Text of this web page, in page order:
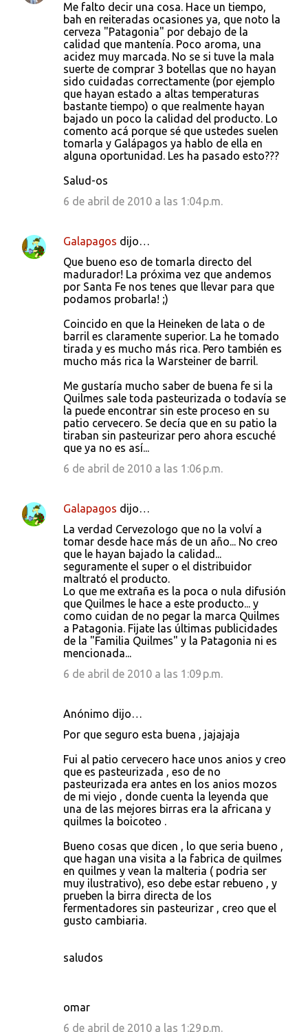
Me falto decir una cosa. Hace un tiempo,
bah en reiteradas ocasiones ya, que noto la
cerveza "Patagonia" por debajo de la
calidad que mantenía. Poco aroma, una
acidez muy marcada. No se si tuve la mala
suerte de comprar 3 botellas que no hayan
sido cuidadas correctamente (por ejemplo
que hayan estado a altas temperaturas
bastante tiempo) o que realmente hayan
bajado un poco la calidad del producto. Lo
comento acá porque sé que ustedes suelen
tomarla y Galápagos ya hablo de ella en
alguna oportunidad. Les ha pasado esto???
Salud-os
6 de abril de 2010 a las 1:04 p.m.
Galapagos dijo…
Que bueno eso de tomarla directo del
madurador! La próxima vez que andemos
por Santa Fe nos tenes que llevar para que
podamos probarla! ;)
Coincido en que la Heineken de lata o de
barril es claramente superior. La he tomado
tirada y es mucho más rica. Pero también es
mucho más rica la Warsteiner de barril.
Me gustaría mucho saber de buena fe si la
Quilmes sale toda pasteurizada o todavía se
la puede encontrar sin este proceso en su
patio cervecero. Se decía que en su patio la
tiraban sin pasteurizar pero ahora escuché
que ya no es así...
6 de abril de 2010 a las 1:06 p.m.
Galapagos dijo…
La verdad Cervezologo que no la volví a
tomar desde hace más de un año... No creo
que le hayan bajado la calidad...
seguramente el super o el distribuidor
maltrató el producto.
Lo que me extraña es la poca o nula difusión
que Quilmes le hace a este producto... y
como cuidan de no pegar la marca Quilmes
a Patagonia. Fijate las últimas publicidades
de la "Familia Quilmes" y la Patagonia ni es
mencionada...
6 de abril de 2010 a las 1:09 p.m.
Anónimo dijo…
Por que seguro esta buena , jajajaja
Fui al patio cervecero hace unos anios y creo
que es pasteurizada , eso de no
pasteurizada era antes en los anios mozos
de mi viejo , donde cuenta la leyenda que
una de las mejores birras era la africana y
quilmes la boicoteo .
Bueno cosas que dicen , lo que seria bueno ,
que hagan una visita a la fabrica de quilmes
en quilmes y vean la malteria ( podria ser
muy ilustrativo), eso debe estar rebueno , y
prueben la birra directa de los
fermentadores sin pasteurizar , creo que el
gusto cambiaria.
saludos
omar
6 de abril de 2010 a las 1:29 p.m.